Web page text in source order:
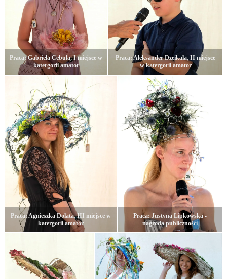
Praca: Gabriela Cebula, I miejsce w
katergorii amator
Praca: Aleksander Dzeikala, II miejsce
w katergorii amator
Praca: Agnieszka Dolata, III miejsce w
katergorii amator
Praca: Justyna Lipkowska -
nagroda publiczności